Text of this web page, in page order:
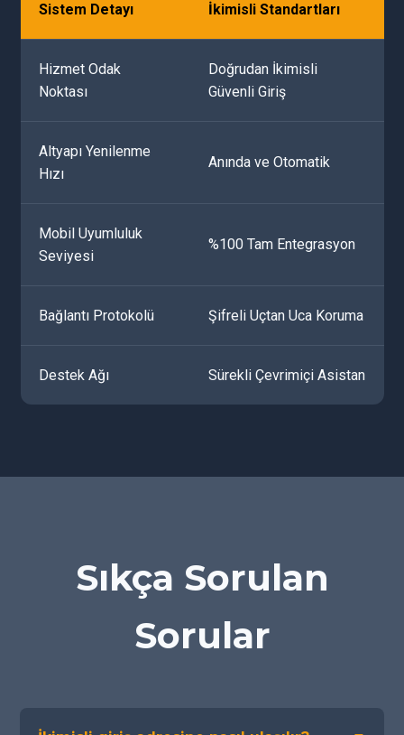
Sistem Detayı İkimisli Standartları
Hizmet Odak
Noktası
Doğrudan İkimisli
Güvenli Giriş
Altyapı Yenilenme
Hızı
Anında ve Otomatik
Mobil Uyumluluk
Seviyesi
%100 Tam Entegrasyon
Bağlantı Protokolü Şifreli Uçtan Uca Koruma
Destek Ağı Sürekli Çevrimiçi Asistan
Sıkça Sorulan
Sorular